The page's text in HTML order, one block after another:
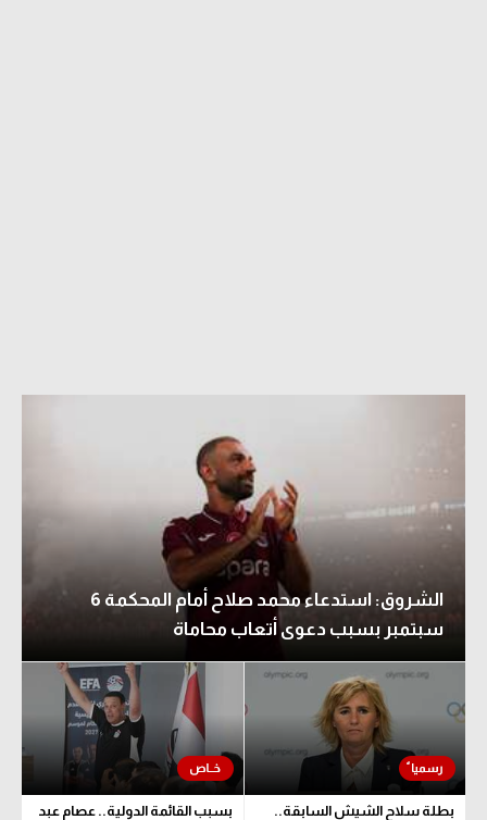
الشروق: استدعاء محمد صلاح أمام المحكمة 6
سبتمبر بسبب دعوى أتعاب محاماة
بطلة سلاح الشيش السابقة..
بسبب القائمة الدولية.. عصام عبد